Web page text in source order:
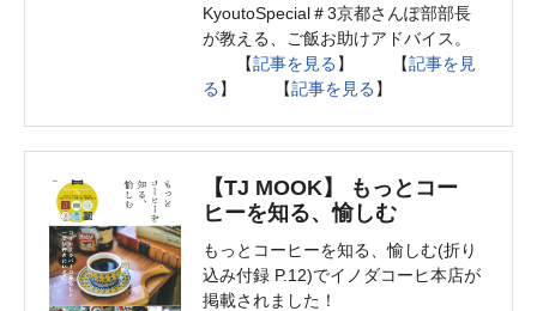
KyoutoSpecial＃3京都さんぽ部部長
が教える、ご飯お助けアドバイス。
【記事を見る 】 【記事を見
る 】 【記事を見る 】
【TJ MOOK】 もっとコー
ヒーを知る、愉しむ
もっとコーヒーを知る、愉しむ(折り
込み付録 P.12)でイノダコーヒ本店が
掲載されました！